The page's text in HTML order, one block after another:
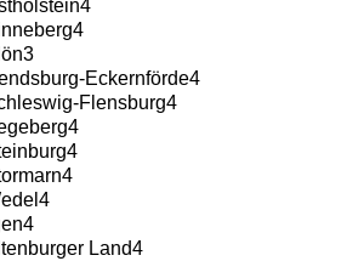
4
4
3
Eckernförde4
Flensburg4
4
4
4
4
4
Land4